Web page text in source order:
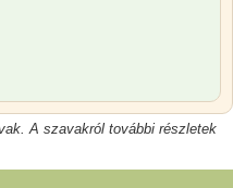
A szavakról további részletek